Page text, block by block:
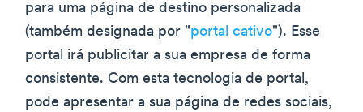
para uma página de destino personalizada
(também designada por "portal cativo"). Esse
portal irá publicitar a sua empresa de forma
consistente. Com esta tecnologia de portal,
pode apresentar a sua página de redes sociais,